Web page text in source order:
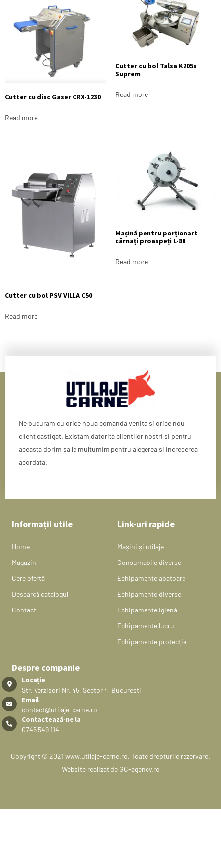
Cutter cu disc Gaser CRX-1230
Read more
Cutter cu bol Talsa K205s
Suprem
Read more
Cutter cu bol PSV VILLA C50
Read more
Mașină pentru porționart
cârnați proaspeți L-80
Read more
Ne bucuram cu orice noua comanda venita si orice nou
client castigat. Existam datorita clientilor nostri si pentru
aceasta dorim sa le multumim pentru alegerea si increderea
acordata.
Informații utile
Home
Magazin
Cere ofertă
Descarcă catalogul
Contact
Link-uri rapide
Mașini și utilaje
Consumabile diverse
Echipamente abatoare
Echipamente diverse
Echipamente igienă
Echipamente lucru
Echipamente protecție
Despre companie
Locație
Str. Verzisori Nr. 45, Sector 4, Bucuresti
Email
contact@utilaje-carne.ro
Contactează-ne la
0745 549 114
Copyright © 2021 www.utilaje-carne.ro, Toate drepturile rezervare.
Website realizat de GC-agency.ro